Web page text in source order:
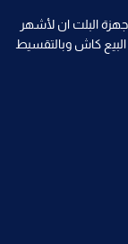
البلت ان لأشهر
البيع كاش وبالتقسيط